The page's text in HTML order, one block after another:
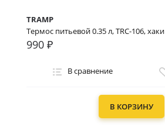
TRAMP
Термос питьевой 0.35 л, TRC-106, хаки
990 ₽
В сравнение
В КОРЗИНУ